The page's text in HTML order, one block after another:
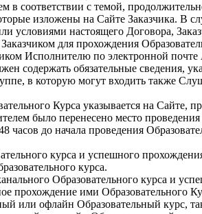
в соответствии с темой,
изложены на Сайте Заказчика. В
условиями настоящего Договора,
для прохождения
Исполнителю по электронной почте
содержать обязательные сведения,
в которую могут входить также
Курса указывается на Сайте,
было перенесено место
часов до начала проведения
курса и успешного
курса.
Образовательного курса и
ими Образовательного
или офлайн Образовательный курс,